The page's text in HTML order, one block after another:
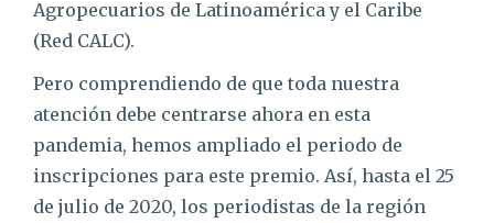
Agropecuarios de Latinoamérica y el Caribe
(Red CALC).
Pero comprendiendo de que toda nuestra
atención debe centrarse ahora en esta
pandemia, hemos ampliado el periodo de
inscripciones para este premio. Así, hasta el 25
de julio de 2020, los periodistas de la región